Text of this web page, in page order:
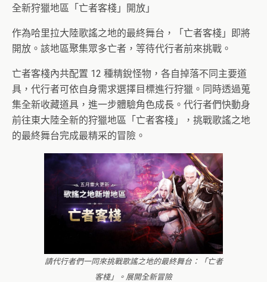
全新狩獵地區「亡者客棧」開放」
作為哈里拉大陸歌謠之地的最終舞台，「亡者客棧」即將
開放。該地區聚集眾多亡者，等待代行者前來挑戰。
亡者客棧內共配置 12 種精銳怪物，各自掉落不同主要道
具，代行者可依自身需求選擇目標進行狩獵。同時透過蒐
集全新收藏道具，進一步體驗角色成長。代行者們快動身
前往東大陸全新的狩獵地區「亡者客棧」，挑戰歌謠之地
的最終舞台完成最精采的冒險。
請代行者們一同來挑戰歌謠之地的最終舞台：「亡者
客棧」。展開全新冒險